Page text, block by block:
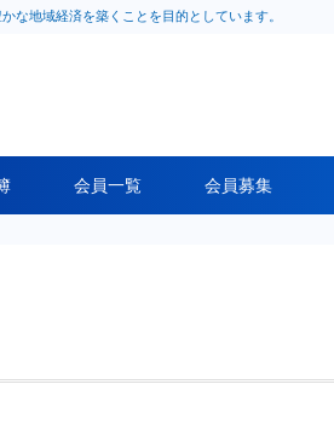
な地域経済を築くことを目的としています。
会員一覧 会員募集